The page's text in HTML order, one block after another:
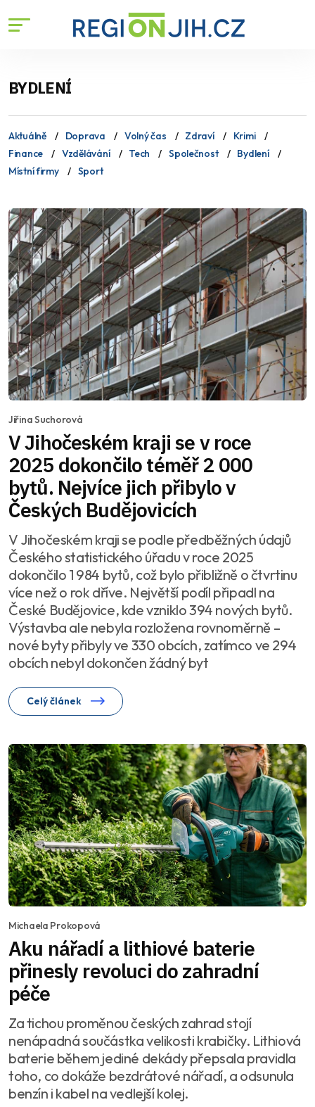
BYDLENÍ
Aktuálně Doprava Volný čas Zdraví
Krimi
Finance
Vzdělávání Tech Společnost
Bydlení
Místní firmy
Sport
Jiřina Suchorová
V Jihočeském kraji se v roce
2025 dokončilo téměř 2 000
bytů. Nejvíce jich přibylo v
Českých Budějovicích
V Jihočeském kraji se podle předběžných údajů
Českého statistického úřadu v roce 2025
dokončilo 1 984 bytů, což bylo přibližně o čtvrtinu
více než o rok dříve. Největší podíl připadl na
České Budějovice, kde vzniklo 394 nových bytů.
Výstavba ale nebyla rozložena rovnoměrně –
nové byty přibyly ve 330 obcích, zatímco ve 294
obcích nebyl dokončen žádný byt
Celý článek
Michaela Prokopová
Aku nářadí a lithiové baterie
přinesly revoluci do zahradní
péče
Za tichou proměnou českých zahrad stojí
nenápadná součástka velikosti krabičky. Lithiová
baterie během jediné dekády přepsala pravidla
toho, co dokáže bezdrátové nářadí, a odsunula
benzín i kabel na vedlejší kolej.